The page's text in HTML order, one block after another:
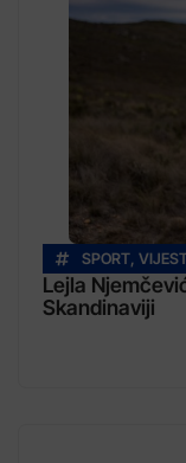
SPORT,
Lejla
Skandinaviji